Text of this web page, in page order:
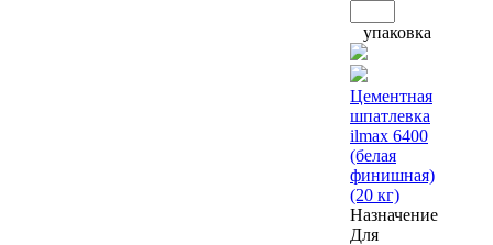
упаковка
Цементная
шпатлевка
ilmax 6400
(белая
финишная)
(20 кг)
Назначение
Для